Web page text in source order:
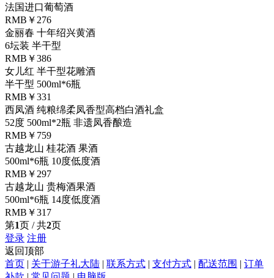
法国进口葡萄酒
RMB￥276
金丽春 十年绍兴黄酒
6坛装 半干型
RMB￥386
女儿红 半干型花雕酒
半干型 500ml*6瓶
RMB￥331
西凤酒 纯粮绵柔凤香型高档白酒礼盒
52度 500ml*2瓶 非遗凤香酿造
RMB￥759
古越龙山 桂花酒 果酒
500ml*6瓶 10度低度酒
RMB￥297
古越龙山 贵梅酒果酒
500ml*6瓶 14度低度酒
RMB￥317
第1页 / 共2页
登录 注册
返回顶部
首页 | 关于游子礼大陆 | 联系方式 | 支付方式 | 配送范围 | 订单